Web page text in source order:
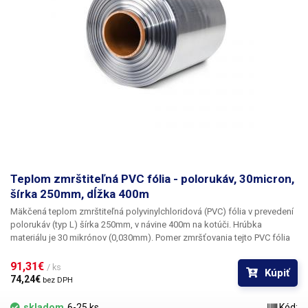
Pomer zmrštenia: 1,6: 1 Typ fólie: PVC Tvar: polorukáv (L) Vnútorný
priemer role: 33mm Farba: transparentná Obrázok je iba ilustratívny.
Teplom zmrštiteľná PVC fólia - polorukáv, 30micron,
šírka 250mm, dĺžka 400m
Mäkčená teplom zmrštiteľná polyvinylchloridová (PVC) fólia v prevedení
polorukáv (typ L) šírka 250mm, v návine 400m na kotúči. Hrúbka
materiálu je 30 mikrónov (0,030mm). Pomer zmršťovania tejto PVC fólia
zmrštiteľnosť už pri nízkych teplotách (od 90 ° C). PVC fólie sú
transparentné, bez zápachu, vysoko odolné a nepriepustné. PVC fólie pri
zmršťovaní dokonale kopírujú tvar produktu, preto sú vhodné pre
balenie i tvarovo náročných výrobkov. K zmršteniu je potrebné
91,31€ / ks
74,24€ bez DPH
Kúpiť